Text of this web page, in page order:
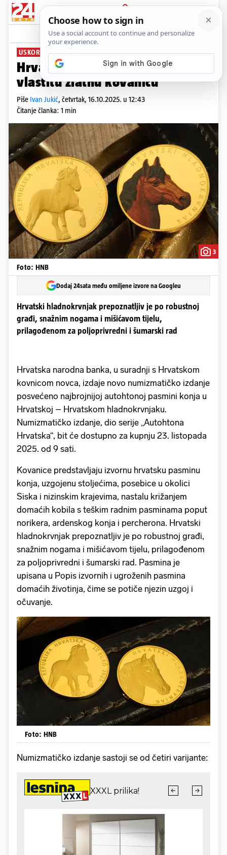
PRIJAVA
News Komentari
USKORO ZA KUPNJU
Hrvatski hladnokrvnjak dobio
vlastitu zlatnu kovanicu
Piše Ivan Jukić, četvrtak, 16.10.2025. u 12:43
Čitanje članka: 1 min
3
Foto: HNB
Dodaj 24sata među omiljene izvore na Googleu
Hrvatski hladnokrvnjak prepoznatljiv je po robustnoj
građi, snažnim nogama i mišićavom tijelu,
prilagođenom za poljoprivredni i šumarski rad
Hrvatska narodna banka, u suradnji s Hrvatskom
kovnicom novca, izdaje novo numizmatičko izdanje
posvećeno najbrojnijoj autohtonoj pasmini konja u
Hrvatskoj – Hrvatskom hladnokrvnjaku.
Numizmatičko izdanje, dio serije „Autohtona
Hrvatska“, bit će dostupno za kupnju 23. listopada
2025. od 9 sati.
Kovanice predstavljaju izvornu hrvatsku pasminu
konja, uzgojenu stoljećima, posebice u okolici
Siska i nizinskim krajevima, nastalu križanjem
domaćih kobila s teškim radnim pasminama poput
norikera, ardenskog konja i percherona. Hrvatski
hladnokrvnjak prepoznatljiv je po robustnoj građi,
snažnim nogama i mišićavom tijelu, prilagođenom
za poljoprivredni i šumarski rad. Pasmina je
upisana u Popis izvornih i ugroženih pasmina
domaćih životinja, čime se potiče njezin uzgoj i
očuvanje.
Foto: HNB
Numizmatičko izdanje sastoji se od četiri varijante: